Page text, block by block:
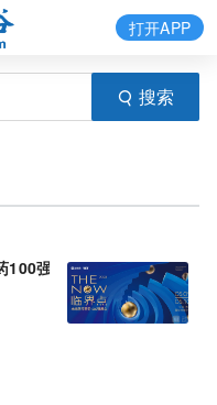
搜索
打开APP
100强展会剧透：300+行业